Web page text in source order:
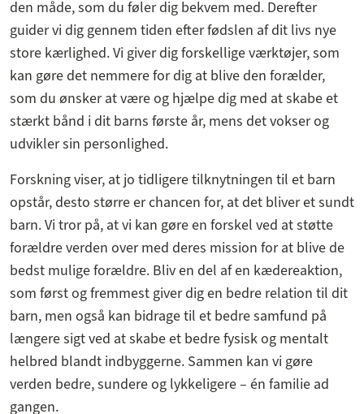
den måde, som du føler dig bekvem med. Derefter
guider vi dig gennem tiden efter fødslen af dit livs nye
store kærlighed. Vi giver dig forskellige værktøjer, som
kan gøre det nemmere for dig at blive den forælder,
som du ønsker at være og hjælpe dig med at skabe et
stærkt bånd i dit barns første år, mens det vokser og
udvikler sin personlighed.
Forskning viser, at jo tidligere tilknytningen til et barn
opstår, desto større er chancen for, at det bliver et sundt
barn. Vi tror på, at vi kan gøre en forskel ved at støtte
forældre verden over med deres mission for at blive de
bedst mulige forældre. Bliv en del af en kædereaktion,
som først og fremmest giver dig en bedre relation til dit
barn, men også kan bidrage til et bedre samfund på
længere sigt ved at skabe et bedre fysisk og mentalt
helbred blandt indbyggerne. Sammen kan vi gøre
verden bedre, sundere og lykkeligere – én familie ad
gangen.